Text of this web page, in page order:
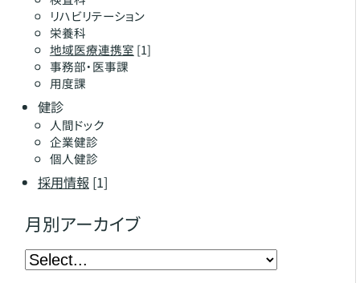
リハビリテーション
栄養科
地域医療連携室 [1]
事務部・医事課
用度課
健診
人間ドック
企業健診
個人健診
採用情報 [1]
月別アーカイブ